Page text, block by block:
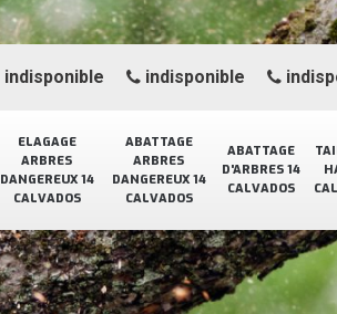
ELAGAGE
ARBRES
DANGEREUX 14
CALVADOS
ABATTAGE
ARBRES
DANGEREUX 14
CALVADOS
ABATTAGE
D'ARBRES 14
CALVADOS
indisponible indisponible